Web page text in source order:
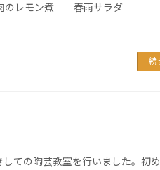
のレモン煮 春雨サラダ
続
ての陶芸教室を行いました。初